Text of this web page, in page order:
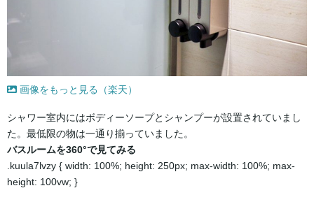
画像をもっと見る（楽天）
シャワー室内にはボディーソープとシャンプーが設置されていまし
た。最低限の物は一通り揃っていました。
バスルームを360°で見てみる
.kuula7lvzy { width: 100%; height: 250px; max-width: 100%; max-
height: 100vw; }